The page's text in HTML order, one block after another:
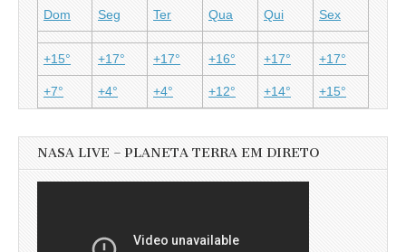
Dom
Seg Ter Qua Qui Sex
+15° +17° +17° +16° +17° +17°
+7° +4° +4° +12° +14° +15°
NASA LIVE – PLANETA TERRA EM DIRETO